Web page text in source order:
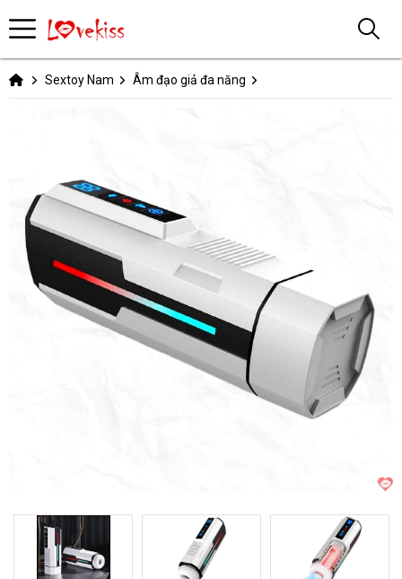
Sextoy Nam Âm đạo giả đa năng